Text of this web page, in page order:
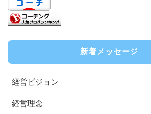
新着メッセージ
経営ビジョン
経営理念